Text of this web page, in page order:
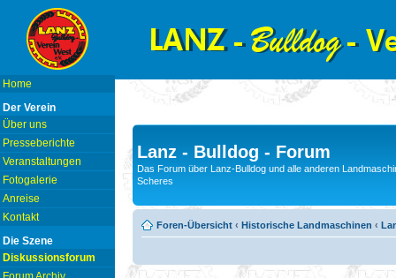
Home
Der Verein
Über uns
Presseberichte
Veranstaltungen
Fotogalerie
Anreise
Kontakt
Die Szene
Diskussionsforum
Lanz - Bulldog - Forum
Das Forum über Lanz-Bulldog und alle anderen
Scheres
Foren-Übersicht ‹ Historische Landmaschinen ‹